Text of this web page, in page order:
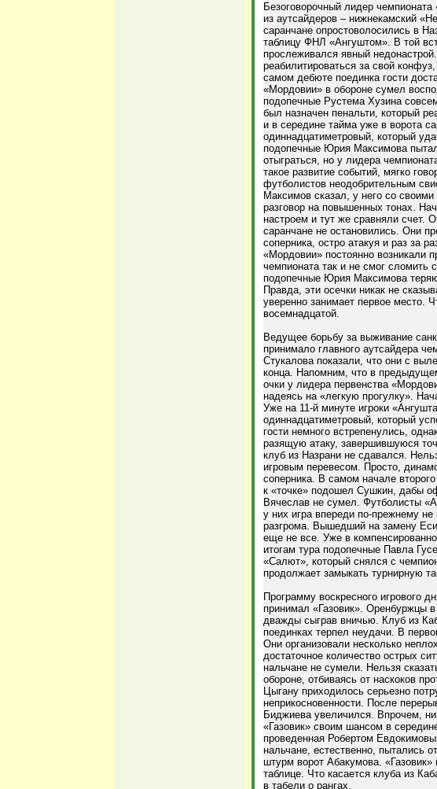
Безоговорочный лидер
из аутсайдеров – нижнекамский
саранчане опростоволосились в
таблицу ФНЛ «Ангуштом». В той
прослеживался явный
реабилитироваться за свой
самом дебюте поединка гости
«Мордовии» в обороне сумел
подопечные Рустема Хузина
был назначен пенальти, который
и в середине тайма уже в ворота
одиннадцатиметровый, который
подопечные Юрия Максимова
отыграться, но у лидера
такое развитие событий, мягко
футболистов неодобрительным
Максимов сказал, у него со
разговор на повышенных тонах.
настроем и тут же сравняли счет.
саранчане не остановились. Они
соперника, остро атакуя и раз за
«Мордовии» постоянно возникали
чемпионата так и не смог сломить
подопечные Юрия Максимова
Правда, эти осечки никак не
уверенно занимает первое место.
восемнадцатой.
Ведущее борьбу за выживание
принимало главного аутсайдера
Стукалова показали, что они с
конца. Напомним, что в
очки у лидера первенства
надеясь на «легкую прогулку».
Уже на 11-й минуте игроки
одиннадцатиметровый, который
гости немного встрепенулись,
разящую атаку, завершившуюся
клуб из Назрани не сдавался.
игровым перевесом. Просто,
соперника. В самом начале
к «точке» подошел Сушкин, дабы
Вячеслав не сумел. Футболисты
у них игра впереди по-прежнему
разгрома. Вышедший на замену
еще не все. Уже в
итогам тура подопечные Павла
«Салют», который снялся с
продолжает замыкать турнирную
Программу воскресного игрового
принимал «Газовик». Оренбуржцы
дважды сыграв вничью. Клуб из
поединках терпел неудачи. В
Они организовали несколько
достаточное количество острых
нальчане не сумели. Нельзя
обороне, отбиваясь от наскоков
Цыгану приходилось серьезно
неприкосновенности. После
Биджиева увеличился. Впрочем,
«Газовик» своим шансом в
проведенная Робертом
нальчане, естественно, пытались
штурм ворот Абакумова.
таблице. Что касается клуба из
в табели о рангах.